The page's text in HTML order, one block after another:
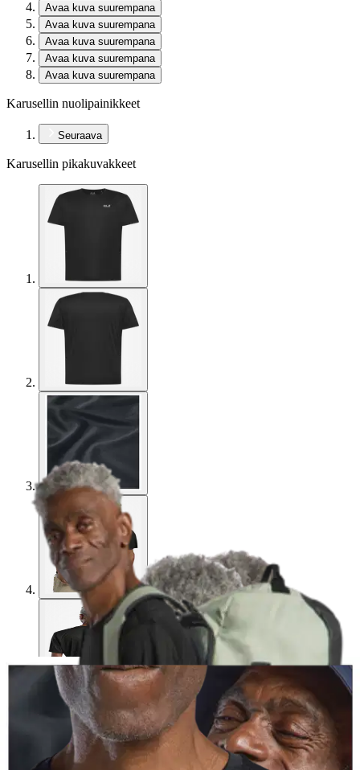
Avaa kuva suurempana
Avaa kuva suurempana
Avaa kuva suurempana
Avaa kuva suurempana
Avaa kuva suurempana
Karusellin nuolipainikkeet
Seuraava
Karusellin pikakuvakkeet